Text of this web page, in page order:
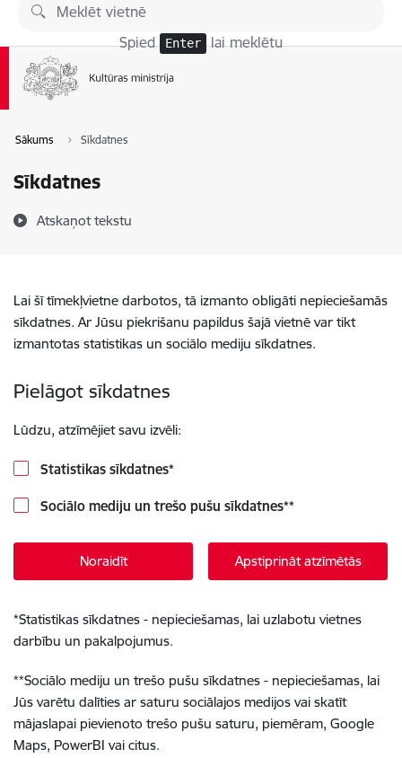
Pāriet uz lapas saturu
Spied Enter lai meklētu
Sākums Sīkdatnes
Sīkdatnes
Atskaņot tekstu
Lai šī tīmekļvietne darbotos, tā izmanto obligāti nepieciešamās
sīkdatnes. Ar Jūsu piekrišanu papildus šajā vietnē var tikt
izmantotas statistikas un sociālo mediju sīkdatnes.
Pielāgot sīkdatnes
Lūdzu, atzīmējiet savu izvēli:
Statistikas sīkdatnes*
Sociālo mediju un trešo pušu sīkdatnes**
Noraidīt Apstiprināt atzīmētās
*Statistikas sīkdatnes - nepieciešamas, lai uzlabotu vietnes
darbību un pakalpojumus.
**Sociālo mediju un trešo pušu sīkdatnes - nepieciešamas, lai
Jūs varētu dalīties ar saturu sociālajos medijos vai skatīt
mājaslapai pievienoto trešo pušu saturu, piemēram, Google
Maps, PowerBI vai citus.